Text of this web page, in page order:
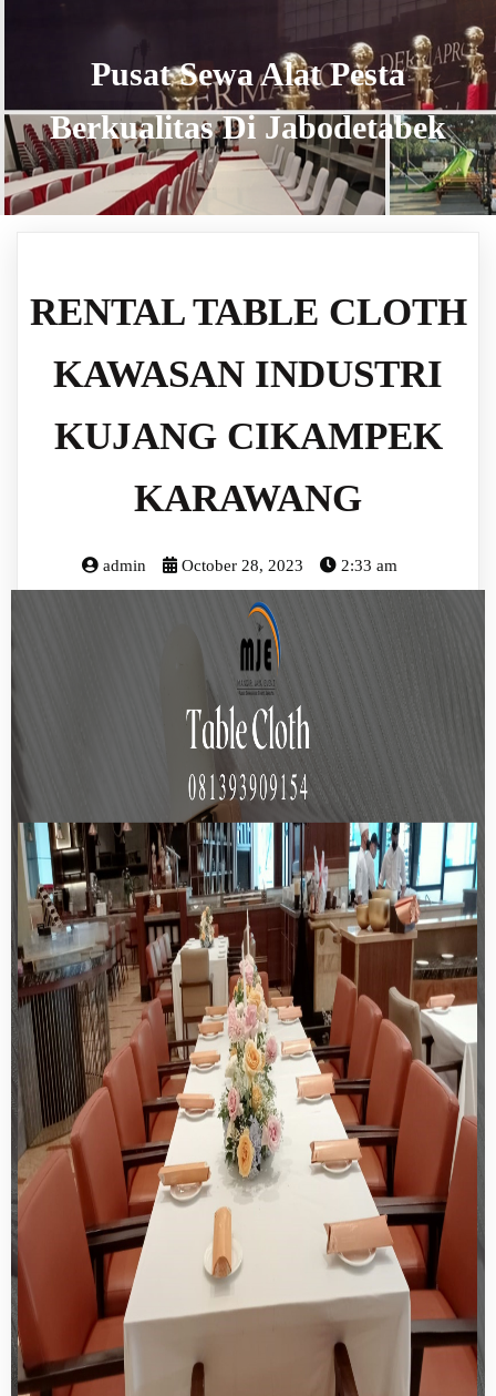
Pusat Sewa Alat Pesta
Berkualitas Di Jabodetabek
RENTAL TABLE CLOTH
KAWASAN INDUSTRI
KUJANG CIKAMPEK
KARAWANG
admin October 28, 2023 2:33 am